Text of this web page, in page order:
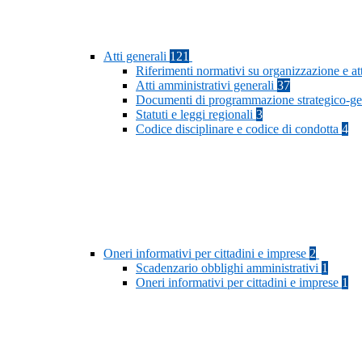
Atti generali 121
Riferimenti normativi su organizzazione e
Atti amministrativi generali 37
Documenti di programmazione strategico-
Statuti e leggi regionali 3
Codice disciplinare e codice di condotta 4
Oneri informativi per cittadini e imprese 2
Scadenzario obblighi amministrativi 1
Oneri informativi per cittadini e imprese 1